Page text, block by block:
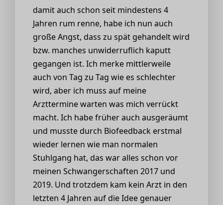
damit auch schon seit mindestens 4
Jahren rum renne, habe ich nun auch
große Angst, dass zu spät gehandelt wird
bzw. manches unwiderruflich kaputt
gegangen ist. Ich merke mittlerweile
auch von Tag zu Tag wie es schlechter
wird, aber ich muss auf meine
Arzttermine warten was mich verrückt
macht. Ich habe früher auch ausgeräumt
und musste durch Biofeedback erstmal
wieder lernen wie man normalen
Stuhlgang hat, das war alles schon vor
meinen Schwangerschaften 2017 und
2019. Und trotzdem kam kein Arzt in den
letzten 4 Jahren auf die Idee genauer